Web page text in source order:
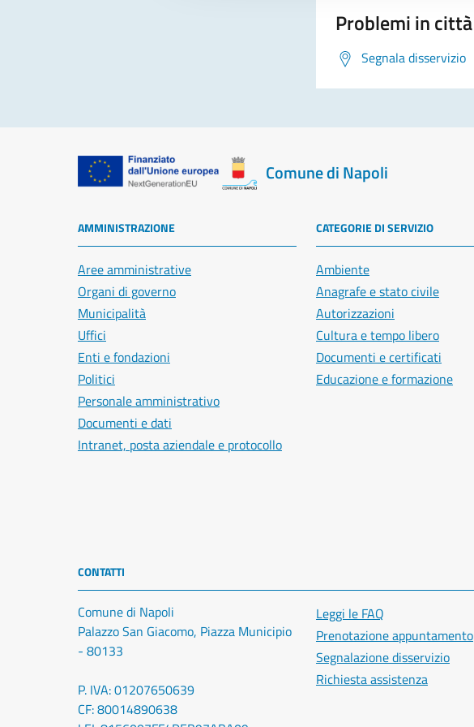
Problemi in città
Segnala disservizio
Comune di Napoli
AMMINISTRAZIONE
Aree amministrative
Organi di governo
Municipalità
Uffici
Enti e fondazioni
Politici
Personale amministrativo
Documenti e dati
Intranet, posta aziendale e protocollo
CATEGORIE DI SERVIZIO
Ambiente
Anagrafe e stato civile
Autorizzazioni
Cultura e tempo libero
Documenti e certificati
Educazione e formazione
CONTATTI
Comune di Napoli
Palazzo San Giacomo, Piazza Municipio
- 80133
P. IVA: 01207650639
CF: 80014890638
Leggi le FAQ
Prenotazione appuntamento
Segnalazione disservizio
Richiesta assistenza